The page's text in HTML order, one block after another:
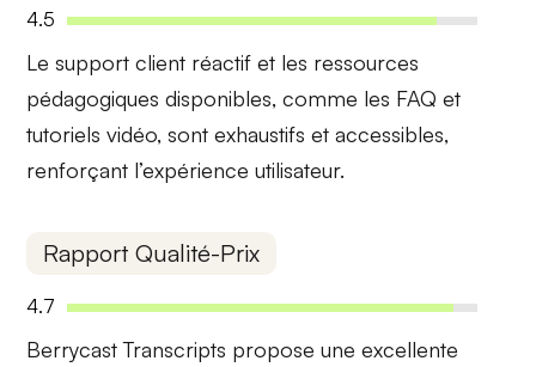
4.5
Lesupport client réactif et les ressources
pédagogiques disponibles, comme les FAQ et
tutoriels vidéo, sont exhaustifs et accessibles,
renforçant l’expérience utilisateur.
Rapport Qualité-Prix
4.7
Berrycast Transcripts propose uneexcellente